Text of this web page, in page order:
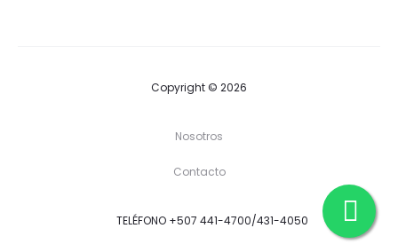
Copyright © 2026
Nosotros
Contacto
TELÉFONO +507 441-4700/431-4050